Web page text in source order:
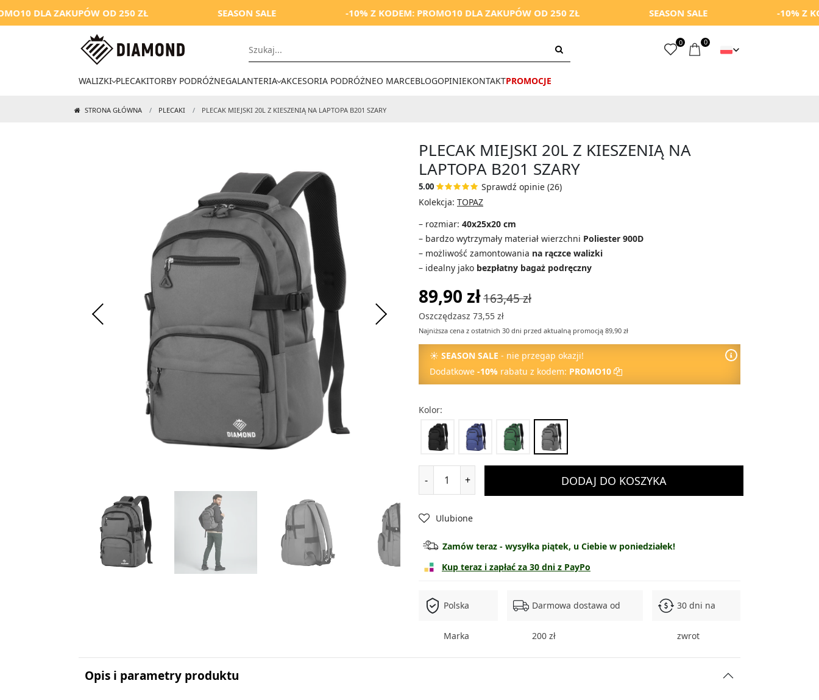
ZAKUPÓW OD 250 ZŁ SEASON SALE -10% Z KODEM: PROMO10 DLA ZAKUPÓW OD 250 ZŁ SEASON SALE -10% Z KODEM:
0 0
WALIZKI PLECAKITORBY PODRÓŻNEGALANTERIA AKCESORIA PODRÓŻNEO MARCEBLOGOPINIEKONTAKTPROMOCJE
STRONA GŁÓWNA PLECAKI PLECAK MIEJSKI 20L Z KIESZENIĄ NA LAPTOPA B201 SZARY
PLECAK MIEJSKI 20L Z KIESZENIĄ NA
LAPTOPA B201 SZARY
5.00
Sprawdź opinie (26)
Kolekcja: TOPAZ
– rozmiar: 40x25x20 cm
– bardzo wytrzymały materiał wierzchni Poliester 900D
– możliwość zamontowania na rączce walizki
– idealny jako bezpłatny bagaż podręczny
89,90 zł163,45 zł
Oszczędzasz 73,55 zł
Najniższa cena z ostatnich 30 dni przed aktualną promocją 89,90 zł
☀ SEASON SALE - nie przegap okazji!
Dodatkowe -10% rabatu z kodem: PROMO10
Kolor:
- + DODAJ DO KOSZYKA
Ulubione
Zamów teraz - wysyłka piątek, u Ciebie w poniedziałek!
Kup teraz i zapłać za 30 dni z PayPo
Polska
Marka
Darmowa dostawa od
200 zł
30 dni na
zwrot
Opis i parametry produktu